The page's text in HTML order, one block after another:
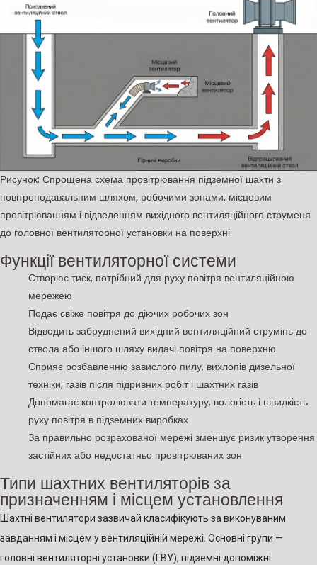
Рисунок: Спрощена схема провітрювання підземної шахти з
повітроподавальним шляхом, робочими зонами, місцевим
провітрюванням і відведенням вихідного вентиляційного струменя
до головної вентиляторної установки на поверхні.
Функції вентиляторної системи
Створює тиск, потрібний для руху повітря вентиляційною
мережею
Подає свіже повітря до діючих робочих зон
Відводить забруднений вихідний вентиляційний струмінь до
ствола або іншого шляху видачі повітря на поверхню
Сприяє розбавленню завислого пилу, вихлопів дизельної
техніки, газів після підривних робіт і шахтних газів
Допомагає контролювати температуру, вологість і швидкість
руху повітря в підземних виробках
За правильно розрахованої мережі зменшує ризик утворення
застійних або недостатньо провітрюваних зон
Типи шахтних вентиляторів за
призначенням і місцем установлення
Шахтні вентилятори зазвичай класифікують за виконуваним
завданням і місцем у вентиляційній мережі. Основні групи —
головні вентиляторні установки (ГВУ), підземні допоміжні